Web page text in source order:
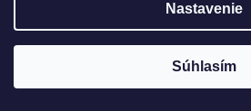
Nastavenie
Súhlasím
Uri Ehrrlich: "Všechny mé údy